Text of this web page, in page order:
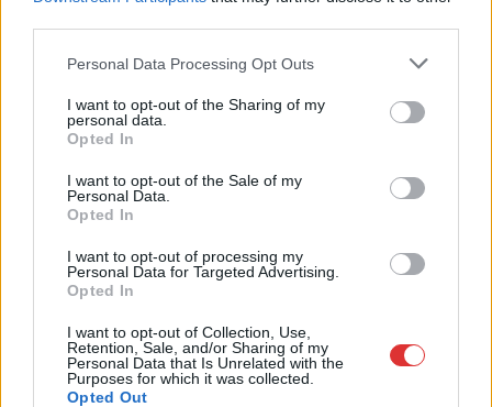
Please note that this website/app uses one or more Google
not limited to your visit or usage behaviour. You may click to
grant or deny consent to Google and its third-party tags to
use your data for below specified purposes in below Google
consent section.
Personal Data Processing Opt Outs
I want to opt-out of the Sharing of my
personal data.
Opted In
I want to opt-out of the Sale of my
Personal Data.
Opted In
I want to opt-out of processing my
Personal Data for Targeted Advertising.
Opted In
I want to opt-out of Collection, Use,
Retention, Sale, and/or Sharing of my
Personal Data that Is Unrelated with the
Purposes for which it was collected.
Opted Out
kimaradás is előfordult
Ön szerint hogy készül a hamisítatlan szolnoki habos isler?
Országos ellenőrzés indult a hazai akkumulátoripari
üzemekben
kiskereskedelemben
Györfi Mihály több tucat vállalkozással egyeztetett a
kerékpárgyár dolgozóinak megsegítéséről
41 fok fölé forrósodott az ország, Szolnokon pedig egy másik
rekord is megdőlt
Egy telefonhívást akart, végül rendőrök vitték el a mezőtúri